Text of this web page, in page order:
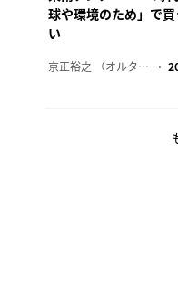
球や環境のため」で
い
京正裕之 （オルタナ副編集長）